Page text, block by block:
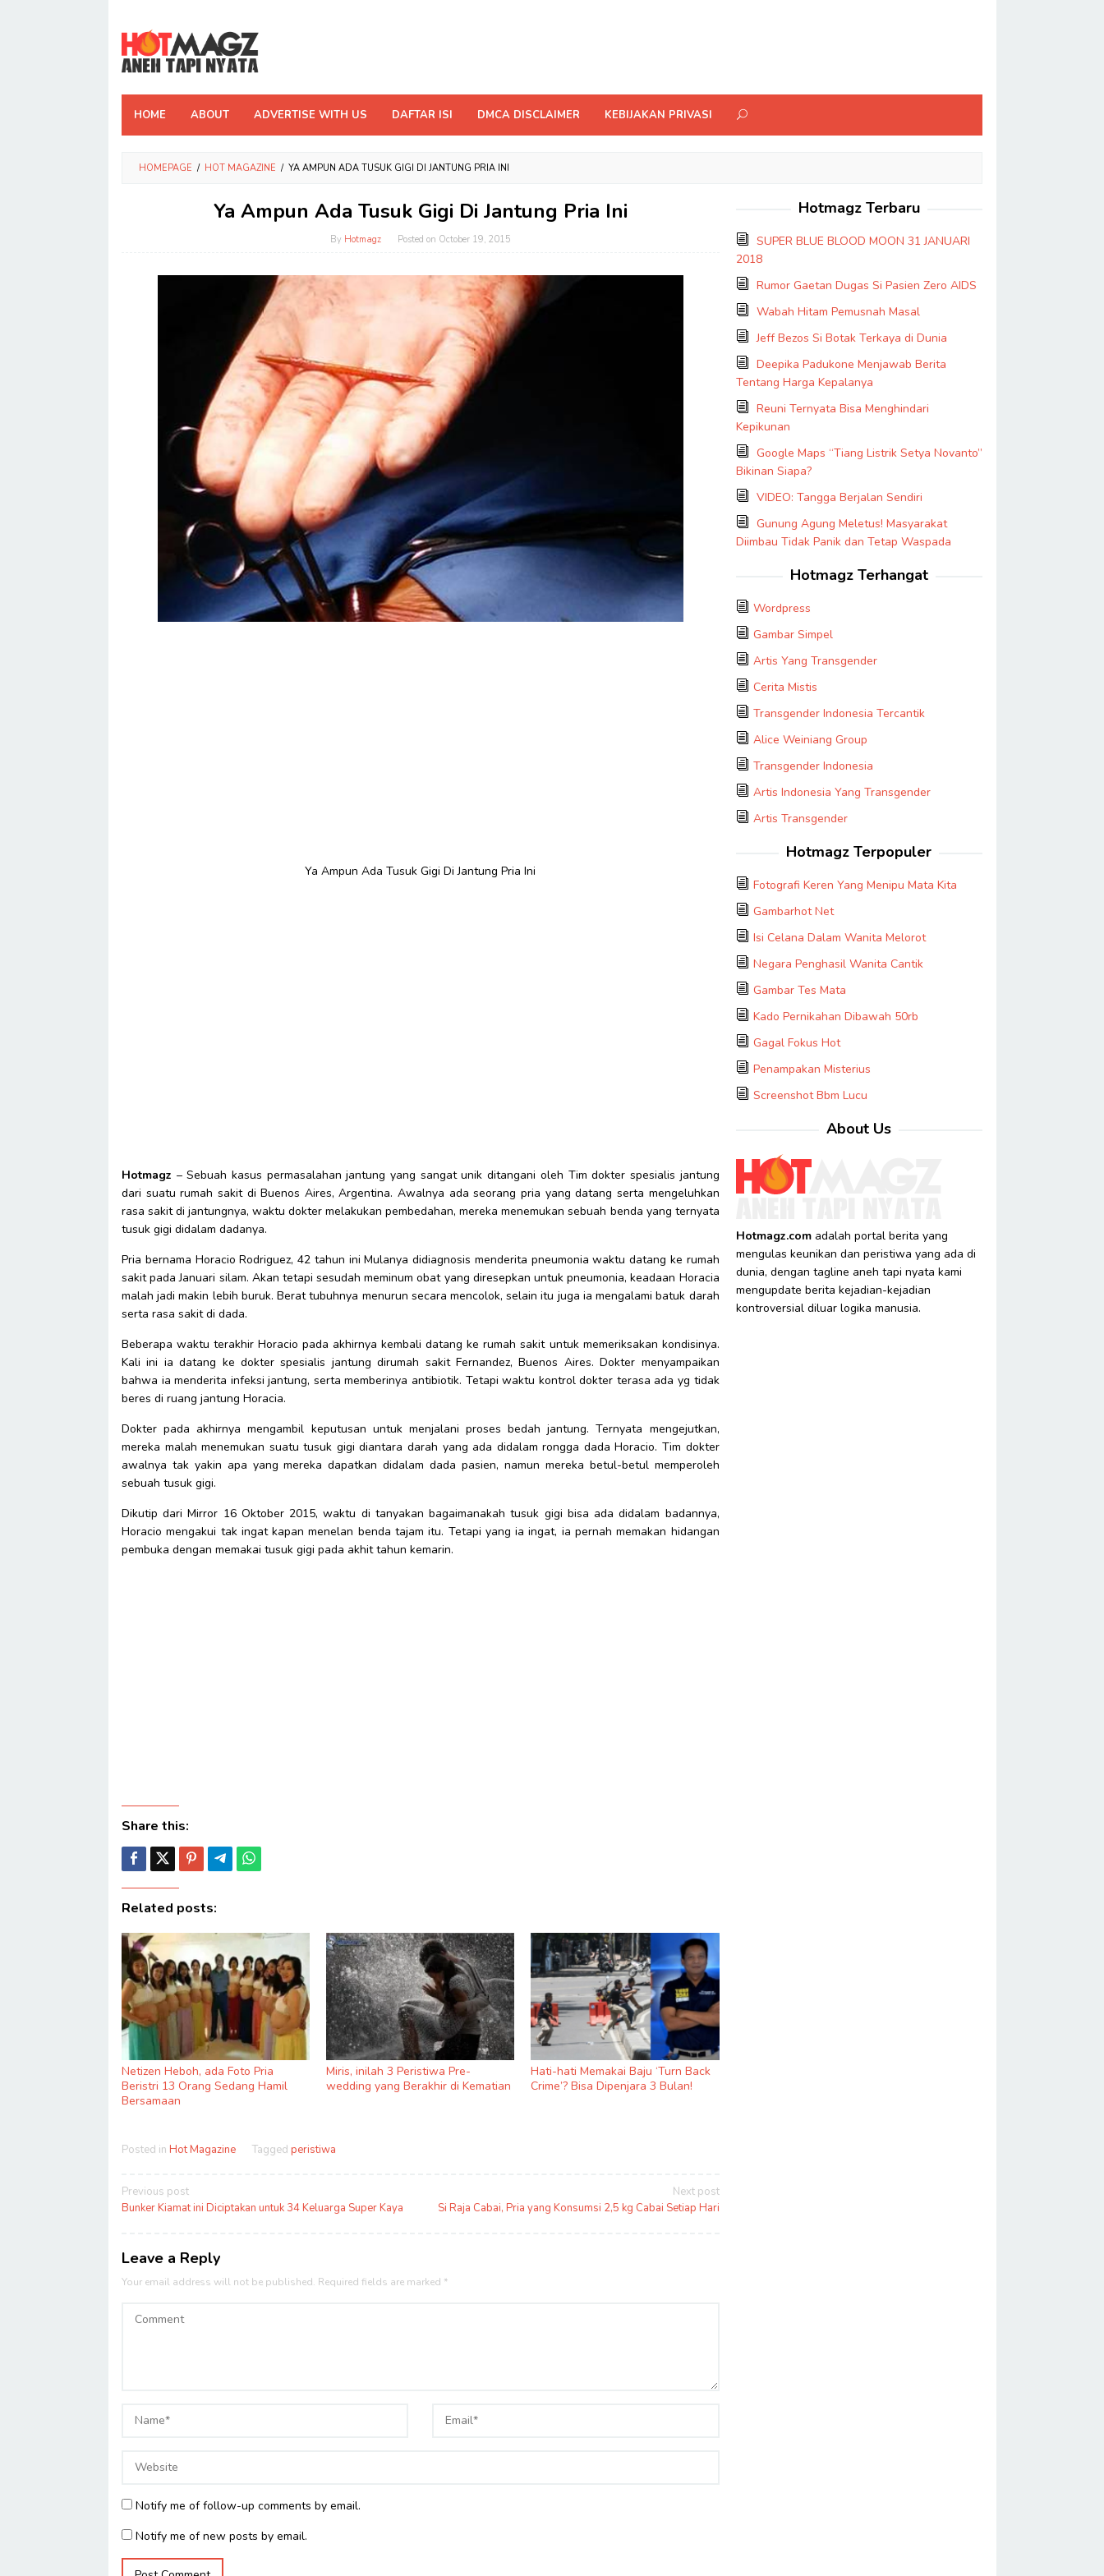
content
HOME ABOUT ADVERTISE WITH US DAFTAR ISI DMCA DISCLAIMER KEBIJAKAN PRIVASI
HOMEPAGE / HOT MAGAZINE / YA AMPUN ADA TUSUK GIGI DI JANTUNG PRIA INI
Ya Ampun Ada Tusuk Gigi Di Jantung Pria Ini
By Hotmagz Posted on October 19, 2015
Ya Ampun Ada Tusuk Gigi Di Jantung Pria Ini
Hotmagz – Sebuah kasus permasalahan jantung yang sangat unik ditangani oleh Tim dokter spesialis jantung
dari suatu rumah sakit di Buenos Aires, Argentina. Awalnya ada seorang pria yang datang serta mengeluhkan
rasa sakit di jantungnya, waktu dokter melakukan pembedahan, mereka menemukan sebuah benda yang ternyata
tusuk gigi didalam dadanya.
Pria bernama Horacio Rodriguez, 42 tahun ini Mulanya didiagnosis menderita pneumonia waktu datang ke rumah
sakit pada Januari silam. Akan tetapi sesudah meminum obat yang diresepkan untuk pneumonia, keadaan Horacia
malah jadi makin lebih buruk. Berat tubuhnya menurun secara mencolok, selain itu juga ia mengalami batuk darah
serta rasa sakit di dada.
Beberapa waktu terakhir Horacio pada akhirnya kembali datang ke rumah sakit untuk memeriksakan kondisinya.
Kali ini ia datang ke dokter spesialis jantung dirumah sakit Fernandez, Buenos Aires. Dokter menyampaikan
bahwa ia menderita infeksi jantung, serta memberinya antibiotik. Tetapi waktu kontrol dokter terasa ada yg tidak
beres di ruang jantung Horacia.
Dokter pada akhirnya mengambil keputusan untuk menjalani proses bedah jantung. Ternyata mengejutkan,
mereka malah menemukan suatu tusuk gigi diantara darah yang ada didalam rongga dada Horacio. Tim dokter
awalnya tak yakin apa yang mereka dapatkan didalam dada pasien, namun mereka betul-betul memperoleh
sebuah tusuk gigi.
Dikutip dari Mirror 16 Oktober 2015, waktu di tanyakan bagaimanakah tusuk gigi bisa ada didalam badannya,
Horacio mengakui tak ingat kapan menelan benda tajam itu. Tetapi yang ia ingat, ia pernah memakan hidangan
pembuka dengan memakai tusuk gigi pada akhit tahun kemarin.
Share this:
Related posts:
Netizen Heboh, ada Foto Pria
Beristri 13 Orang Sedang Hamil
Bersamaan
Miris, inilah 3 Peristiwa Pre-
wedding yang Berakhir di Kematian
Hati-hati Memakai Baju ‘Turn Back
Crime’? Bisa Dipenjara 3 Bulan!
Posted in Hot Magazine Tagged peristiwa
Post
navigation
Previous post
Bunker Kiamat ini Diciptakan untuk 34 Keluarga Super Kaya
Next post
Si Raja Cabai, Pria yang Konsumsi 2,5 kg Cabai Setiap Hari
Leave a Reply
Your email address will not be published. Required fields are marked *
Notify me of follow-up comments by email.
Notify me of new posts by email.
Hotmagz Terbaru
SUPER BLUE BLOOD MOON 31 JANUARI
2018
Rumor Gaetan Dugas Si Pasien Zero AIDS
Wabah Hitam Pemusnah Masal
Jeff Bezos Si Botak Terkaya di Dunia
Deepika Padukone Menjawab Berita
Tentang Harga Kepalanya
Reuni Ternyata Bisa Menghindari
Kepikunan
Google Maps “Tiang Listrik Setya Novanto”
Bikinan Siapa?
VIDEO: Tangga Berjalan Sendiri
Gunung Agung Meletus! Masyarakat
Diimbau Tidak Panik dan Tetap Waspada
Hotmagz Terhangat
Wordpress
Gambar Simpel
Artis Yang Transgender
Cerita Mistis
Transgender Indonesia Tercantik
Alice Weiniang Group
Transgender Indonesia
Artis Indonesia Yang Transgender
Artis Transgender
Hotmagz Terpopuler
Fotografi Keren Yang Menipu Mata Kita
Gambarhot Net
Isi Celana Dalam Wanita Melorot
Negara Penghasil Wanita Cantik
Gambar Tes Mata
Kado Pernikahan Dibawah 50rb
Gagal Fokus Hot
Penampakan Misterius
Screenshot Bbm Lucu
About Us
Hotmagz.comadalah portal berita yang
mengulas keunikan dan peristiwa yang ada di
dunia, dengan tagline aneh tapi nyata kami
mengupdate berita kejadian-kejadian
kontroversial diluar logika manusia.